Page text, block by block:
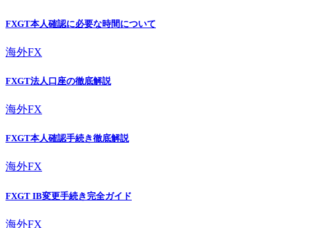
FXGT本人確認に必要な時間について
海外FX
FXGT法人口座の徹底解説
海外FX
FXGT本人確認手続き徹底解説
海外FX
FXGT IB変更手続き完全ガイド
海外FX